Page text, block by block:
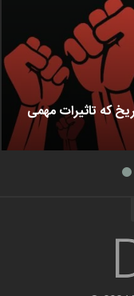
که تاثیرات مهمی